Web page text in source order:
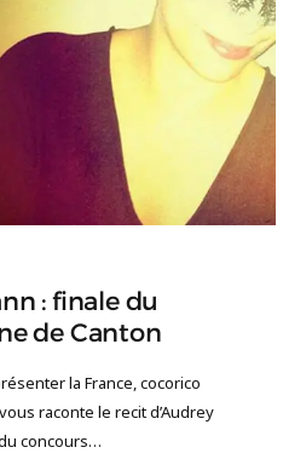
: finale du
de Canton
la France, cocorico
raconte le recit d’Audrey
concours…